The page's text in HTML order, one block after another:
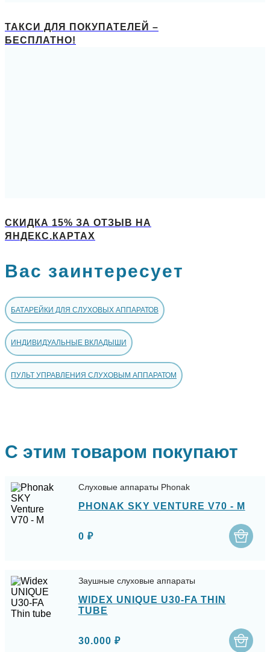
ТАКСИ ДЛЯ ПОКУПАТЕЛЕЙ –
БЕСПЛАТНО!
СКИДКА 15% ЗА ОТЗЫВ НА
ЯНДЕКС.КАРТАХ
Вас заинтересует
БАТАРЕЙКИ ДЛЯ СЛУХОВЫХ АППАРАТОВ
ИНДИВИДУАЛЬНЫЕ ВКЛАДЫШИ
ПУЛЬТ УПРАВЛЕНИЯ СЛУХОВЫМ АППАРАТОМ
С этим товаром покупают
Слуховые аппараты Phonak
PHONAK SKY VENTURE V70 - M
0 ₽
Заушные слуховые аппараты
WIDEX UNIQUE U30-FA THIN
TUBE
30.000 ₽